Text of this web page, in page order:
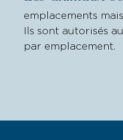
emplacements
Ils sont autorisés
par emplacement.